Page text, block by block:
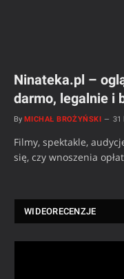
Ninateka.pl –
darmo, legalnie i
By MICHAŁ BROŻYŃSKI 31
Filmy, spektakle,
się, czy wnoszenia
WIDEORECENZJE